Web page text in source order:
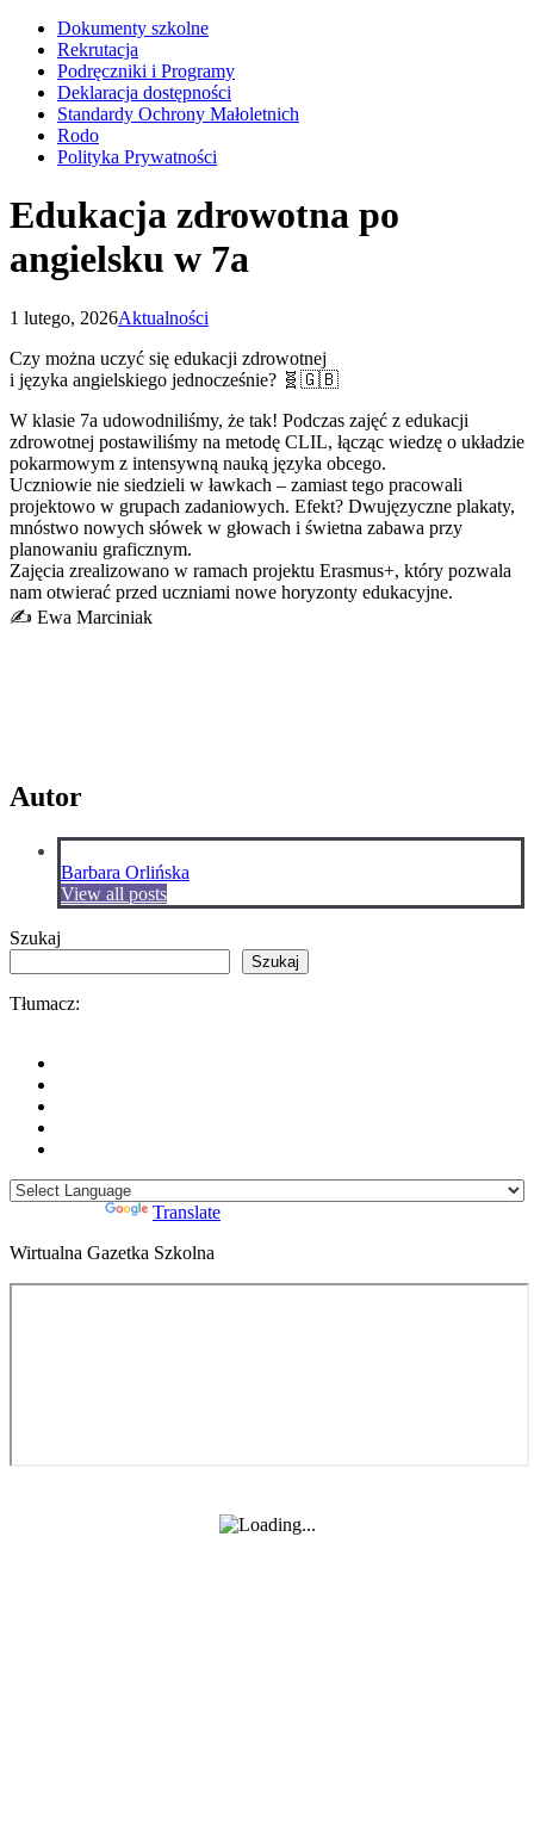
Dokumenty szkolne
Rekrutacja
Podręczniki i Programy
Deklaracja dostępności
Standardy Ochrony Małoletnich
Rodo
Polityka Prywatności
Edukacja zdrowotna po
angielsku w 7a
1 lutego, 2026Aktualności
Czy można uczyć się edukacji zdrowotnej
i języka angielskiego jednocześnie? 🧬🇬🇧
​W klasie 7a udowodniliśmy, że tak! Podczas zajęć z edukacji
zdrowotnej postawiliśmy na metodę CLIL, łącząc wiedzę o układzie
pokarmowym z intensywną nauką języka obcego.
​Uczniowie nie siedzieli w ławkach – zamiast tego pracowali
projektowo w grupach zadaniowych. Efekt? Dwujęzyczne plakaty,
mnóstwo nowych słówek w głowach i świetna zabawa przy
planowaniu graficznym.
​Zajęcia zrealizowano w ramach projektu Erasmus+, który pozwala
nam otwierać przed uczniami nowe horyzonty edukacyjne.
​✍️ Ewa Marciniak
Autor
Barbara Orlińska
View all posts
Szukaj
Szukaj
Tłumacz:
Translate
Wirtualna Gazetka Szkolna